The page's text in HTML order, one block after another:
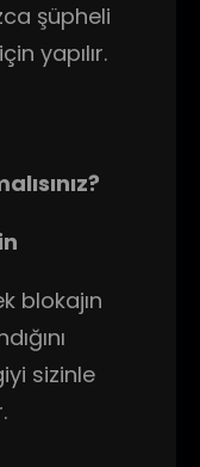
şüpheli
yapılır.
blokajın
sizinle